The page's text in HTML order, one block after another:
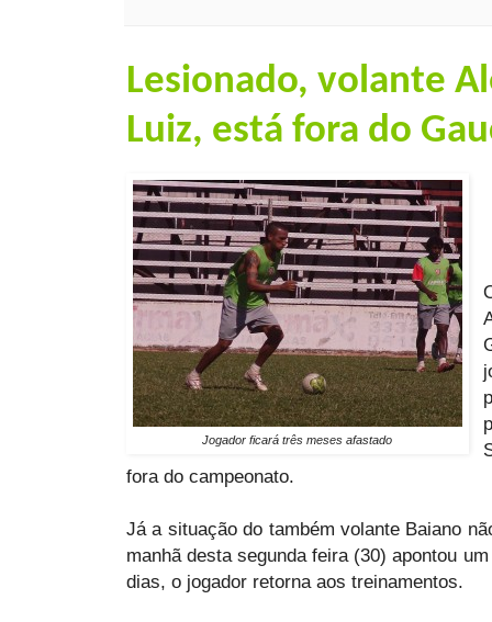
Lesionado, volante
Luiz, está fora do
Jogador ficará três meses afastado
fora do campeonato.
Já a situação do também volante Baiano
manhã desta segunda feira (30) apontou
dias, o jogador retorna aos treinamentos.